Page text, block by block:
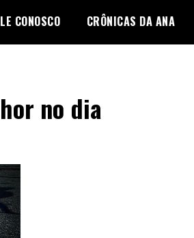
CONOSCO CRÔNICAS DA ANA
no dia